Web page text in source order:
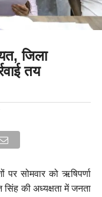
जिला
तय
पर सोमवार को ऋषिपर्णा
सिंह की अध्यक्षता में जनता